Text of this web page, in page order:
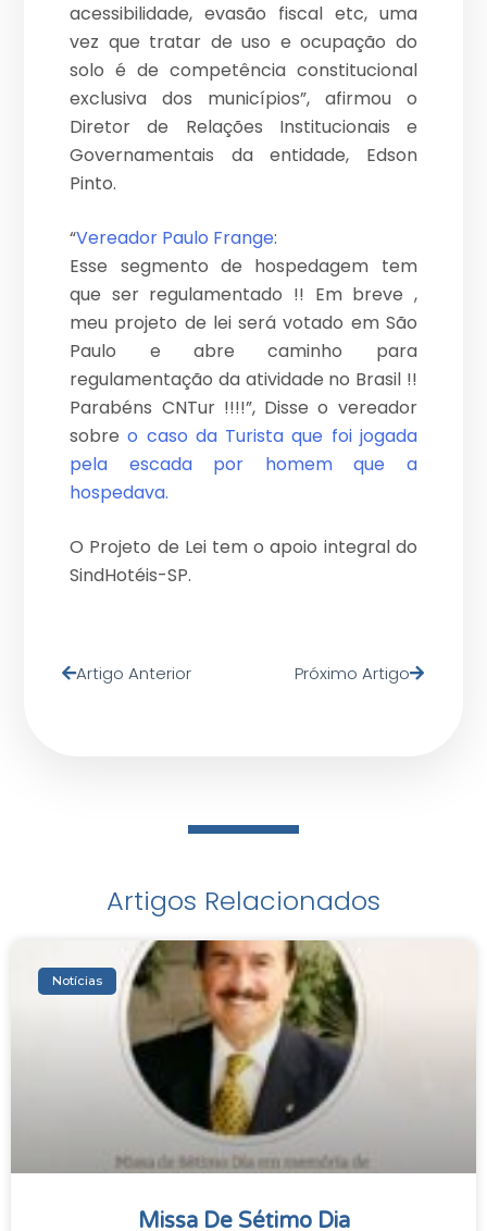
acessibilidade, evasão fiscal etc, uma
vez que tratar de uso e ocupação do
solo é de competência constitucional
exclusiva dos municípios”, afirmou o
Diretor de Relações Institucionais e
Governamentais da entidade, Edson
Pinto.
“Vereador Paulo Frange:
Esse segmento de hospedagem tem
que ser regulamentado !! Em breve ,
meu projeto de lei será votado em São
Paulo e abre caminho para
regulamentação da atividade no Brasil !!
Parabéns CNTur !!!!”, Disse o vereador
sobreo caso da Turista que foi jogada
pela escada por homem que a
hospedava.
O Projeto de Lei tem o apoio integral do
SindHotéis-SP.
Artigo Anterior Próximo Artigo
Artigos Relacionados
Notícias
Missa De Sétimo Dia